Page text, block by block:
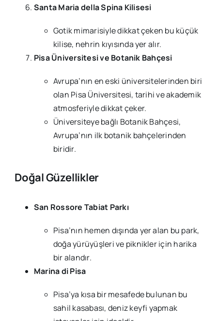
Santa Maria della Spina Kilisesi
Gotik mimarisiyle dikkat çeken bu küçük
kilise, nehrin kıyısında yer alır.
Pisa Üniversitesi ve Botanik Bahçesi
Avrupa’nın en eski üniversitelerinden biri
olan Pisa Üniversitesi, tarihi ve akademik
atmosferiyle dikkat çeker.
Üniversiteye bağlı Botanik Bahçesi,
Avrupa’nın ilk botanik bahçelerinden
biridir.
Doğal Güzellikler
San Rossore Tabiat Parkı
Pisa’nın hemen dışında yer alan bu park,
doğa yürüyüşleri ve piknikler için harika
bir alandır.
Marina di Pisa
Pisa’ya kısa bir mesafede bulunan bu
sahil kasabası, deniz keyfi yapmak